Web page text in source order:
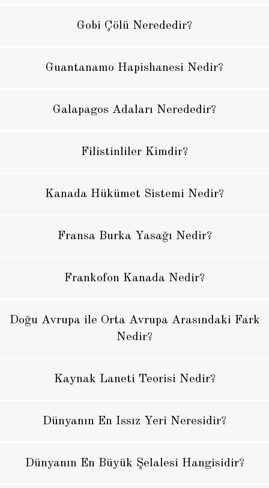
Gobi Çölü Nerededir?
Guantanamo Hapishanesi Nedir?
Galapagos Adaları Nerededir?
Filistinliler Kimdir?
Kanada Hükümet Sistemi Nedir?
Fransa Burka Yasağı Nedir?
Frankofon Kanada Nedir?
Doğu Avrupa ile Orta Avrupa Arasındaki Fark
Nedir?
Kaynak Laneti Teorisi Nedir?
Dünyanın En Issız Yeri Neresidir?
Dünyanın En Büyük Şelalesi Hangisidir?